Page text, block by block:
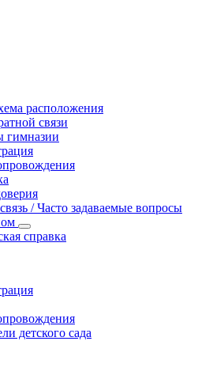
расположения
связи
гимназии
/ Часто задаваемые вопросы
справка
детского сада